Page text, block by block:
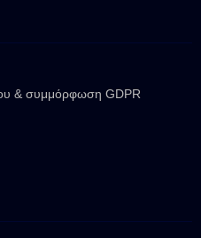
& συμμόρφωση GDPR